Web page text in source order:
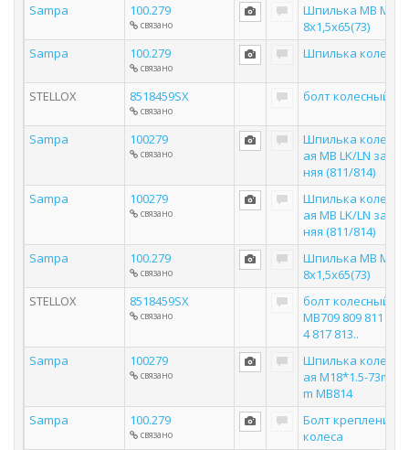
Sampa 100.279
связано
Шпилька MB M1
8x1,5x65(73)
Sampa
100.279
связано
Шпилька колеса
STELLOX 8518459SX
связано
болт колесный ·
Sampa 100279
связано
Шпилька колесн
ая MB LK/LN зад
няя (811/814)
Sampa
100279
связано
Шпилька колесн
ая MB LK/LN зад
няя (811/814)
Sampa
100.279
связано
Шпилька MB M1
8x1,5x65(73)
STELLOX
8518459SX
связано
болт колесный
MB709 809 811 81
4 817 813..
Sampa
100279
связано
Шпилька колесн
ая M18*1.5-73m
m MB814
Sampa
100.279
связано
Болт крепления
колеса